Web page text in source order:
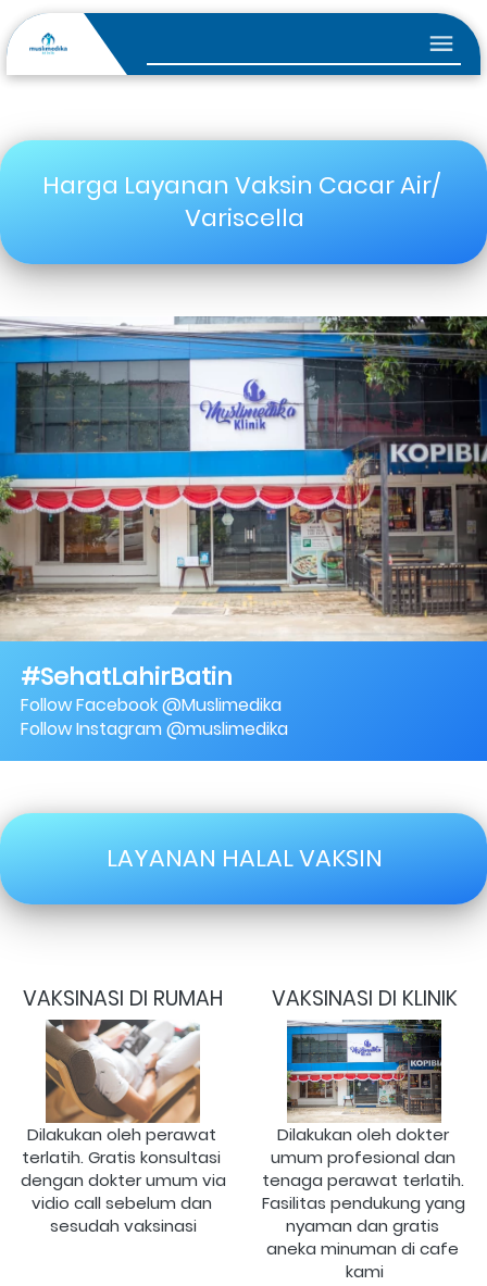
Harga Layanan Vaksin Cacar Air/
Variscella
#SehatLahirBatin
Follow Facebook @Muslimedika
Follow Instagram @muslimedika
LAYANAN HALAL VAKSIN
VAKSINASI DI RUMAH
Dilakukan oleh perawat
terlatih. Gratis konsultasi
dengan dokter umum via
vidio call sebelum dan
sesudah vaksinasi
VAKSINASI DI KLINIK
Dilakukan oleh dokter
umum profesional dan
tenaga perawat terlatih.
Fasilitas pendukung yang
nyaman dan gratis
aneka minuman di cafe
kami